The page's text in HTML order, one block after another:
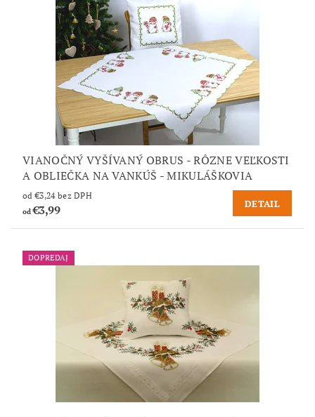
VIANOČNÝ VYŠÍVANÝ OBRUS - RÔZNE VEĽKOSTI
A OBLIEČKA NA VANKÚŠ - MIKULÁŠKOVIA
od €3,24 bez DPH
od€3,99 DETAIL
DOPREDAJ